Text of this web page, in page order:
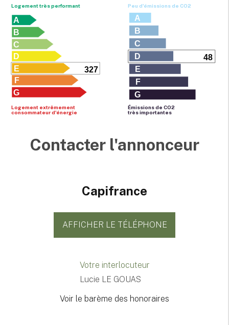
Logement très performant
A
B
C
D
327
E
F
G
Logement extrêmement
consommateur d'énergie
Peu d'émissions de CO2
A
B
C
48
D
E
F
G
Émissions de CO2
très importantes
Contacter l'annonceur
Capifrance
AFFICHER LE TÉLÉPHONE
Votre interlocuteur
Lucie LE GOUAS
Voir le barème des honoraires